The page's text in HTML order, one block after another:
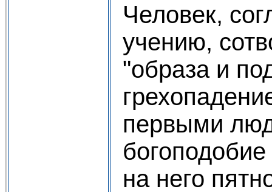
Человек,
учению,
"образа и
первыми
на него